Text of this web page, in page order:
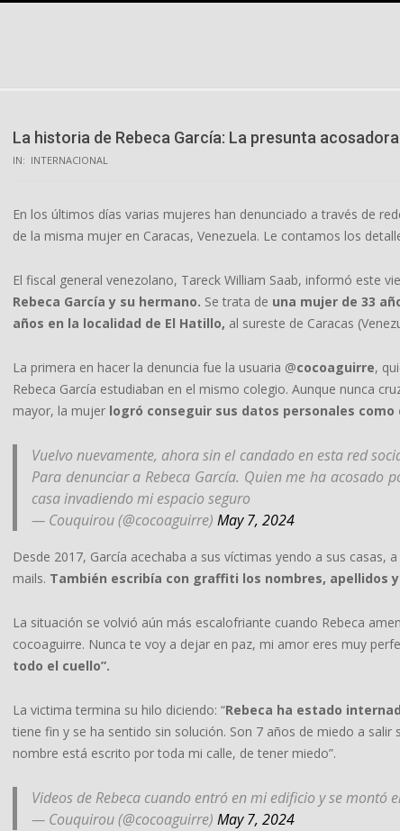
La historia de Rebeca García: La presunta
IN: INTERNACIONAL
En los últimos días varias mujeres han denunciado a través de
de la misma mujer en Caracas, Venezuela. Le contamos los
El fiscal general venezolano, Tareck William Saab, informó este
Rebeca García y su hermano. Se trata de una mujer de 33
años en la localidad de El Hatillo, al sureste de Caracas
La primera en hacer la denuncia fue la usuaria @cocoaguirre,
Rebeca García estudiaban en el mismo colegio. Aunque nunca
mayor, la mujer logró conseguir sus datos personales
Vuelvo nuevamente, ahora sin el candado en esta red
Para denunciar a Rebeca García. Quien me ha
casa invadiendo mi espacio seguro
— Couquirou (@cocoaguirre) May 7, 2024
Desde 2017, García acechaba a sus víctimas yendo a sus
mails. También escribía con graffiti los nombres, apellidos
La situación se volvió aún más escalofriante cuando Rebeca
cocoaguirre. Nunca te voy a dejar en paz, mi amor eres muy
todo el cuello”.
La victima termina su hilo diciendo: “Rebeca ha estado
tiene fin y se ha sentido sin solución. Son 7 años de miedo a
nombre está escrito por toda mi calle, de tener miedo”.
Videos de Rebeca cuando entró en mi edificio y se montó
— Couquirou (@cocoaguirre) May 7, 2024